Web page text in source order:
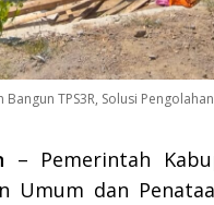
TPS3R, Solusi
– Pemerintah
Umum dan